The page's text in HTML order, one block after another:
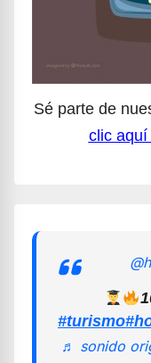
Sé parte de
clic aquí
#turismo
♬ sonido